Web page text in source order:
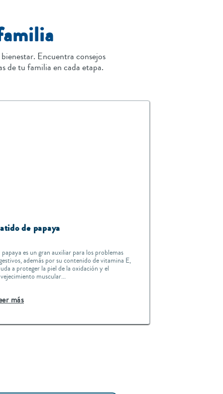
Encuentra consejos
de tu familia en cada etapa.
de papaya
papaya es un gran auxiliar para los problemas
además por su contenido de vitamina E,
a proteger la piel de la oxidación y el
muscular...
más